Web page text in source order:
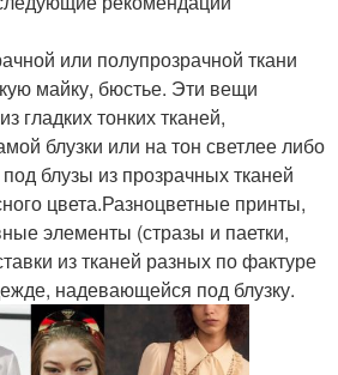
или полупрозрачной ткани
майку, бюстье. Эти вещи
гладких тонких тканей,
блузки или на тон светлее либо
блузы из прозрачных тканей
цвета.Разноцветные принты,
элементы (стразы и паетки,
из тканей разных по фактуре
надевающейся под блузку.